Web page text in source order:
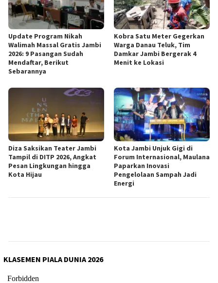
Update Program Nikah
Walimah Massal Gratis Jambi
2026: 9 Pasangan Sudah
Mendaftar, Berikut
Sebarannya
Kobra Satu Meter Gegerkan
Warga Danau Teluk, Tim
Damkar Jambi Bergerak 4
Menit ke Lokasi
Diza Saksikan Teater Jambi
Tampil di DITP 2026, Angkat
Pesan Lingkungan hingga
Kota Hijau
Kota Jambi Unjuk Gigi di
Forum Internasional, Maulana
Paparkan Inovasi
Pengelolaan Sampah Jadi
Energi
KLASEMEN PIALA DUNIA 2026